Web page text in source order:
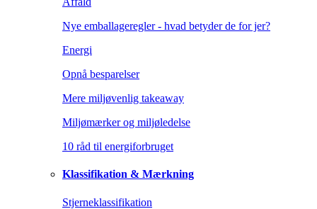
Nye emballageregler - hvad betyder de for jer?
Energi
Opnå besparelser
Mere miljøvenlig takeaway
Miljømærker og miljøledelse
10 råd til energiforbruget
Klassifikation & Mærkning
Stjerneklassifikation